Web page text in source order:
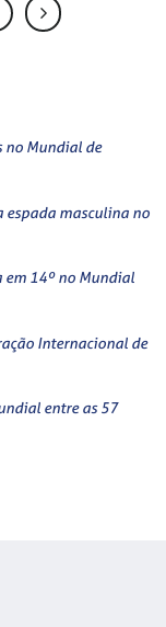
no Mundial de
espada masculina no
em 14º no Mundial
Internacional de
entre as 57